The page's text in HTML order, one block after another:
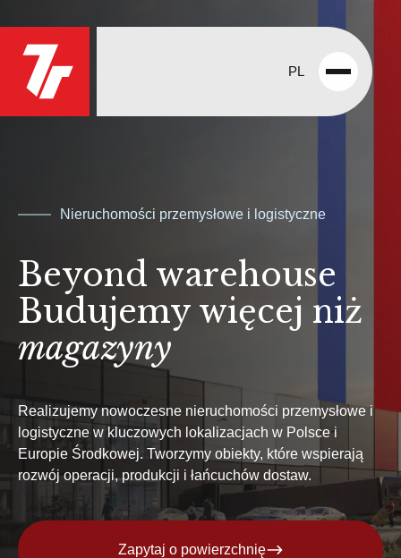
PL
Open
Nieruchomości przemysłowe i logistyczne
Beyond warehouse
Budujemy więcej niż
magazyny
Realizujemy nowoczesne nieruchomości przemysłowe i
logistyczne w kluczowych lokalizacjach w Polsce i
Europie Środkowej. Tworzymy obiekty, które wspierają
rozwój operacji, produkcji i łańcuchów dostaw.
Zapytaj o powierzchnię